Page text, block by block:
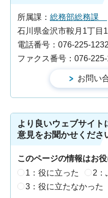
所属課： 総務部総務課
石川県金沢市鞍月1丁目
電話番号：076-225-1232
ファクス番号：076-
より良いウェブサイ
意見をお聞かせくださ
このページの情報はお
1：役に立った
2：
3：役に立たなかった